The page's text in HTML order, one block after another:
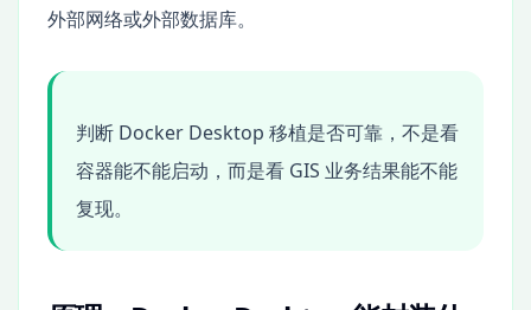
外部网络或外部数据库。
判断 Docker Desktop 移植是否可靠，不是看
容器能不能启动，而是看 GIS 业务结果能不能
复现。